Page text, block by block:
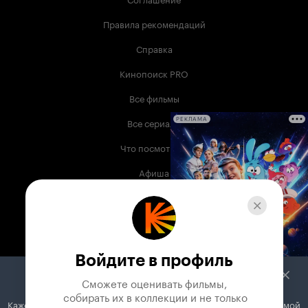
Правила рекомендаций
Справка
Кинопоиск PRO
Все фильмы
Все сериалы
Что посмотреть
Афиша
Музыка
Телепрограмма
Служба поддержки
РЕКЛАМА
Войдите в профиль
Сможете оценивать фильмы,
собирать их в коллекции и не только
Кажется, вы используете блокировщик рекламы. Вместе с рекламой